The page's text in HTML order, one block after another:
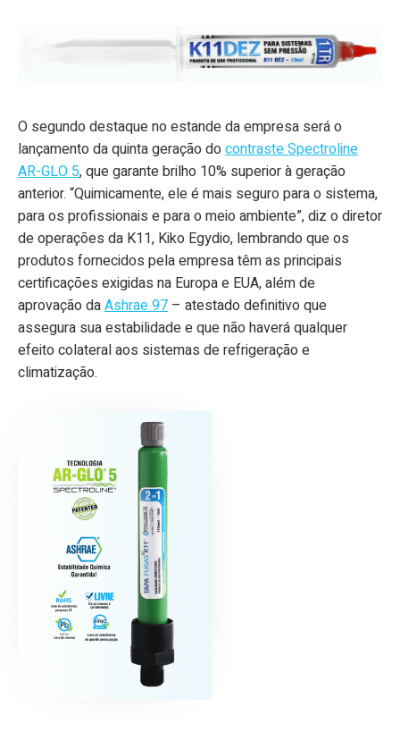
O segundo destaque no estande da empresa será o
lançamento da quinta geração docontraste Spectroline
AR-GLO 5, que garante brilho 10% superior à geração
anterior. “Quimicamente, ele é mais seguro para o sistema,
para os profissionais e para o meio ambiente”, diz o diretor
de operações da K11, Kiko Egydio, lembrando que os
produtos fornecidos pela empresa têm as principais
certificações exigidas na Europa e EUA, além de
aprovação daAshrae 97 – atestado definitivo que
assegura sua estabilidade e que não haverá qualquer
efeito colateral aos sistemas de refrigeração e
climatização.